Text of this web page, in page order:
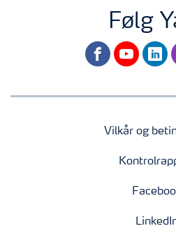
Følg
facebookyoutube
Vilkår og